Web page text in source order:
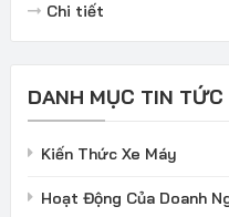
Chi tiết
DANH MỤC TIN TỨC
Kiến Thức Xe Máy
Hoạt Động Của Doanh